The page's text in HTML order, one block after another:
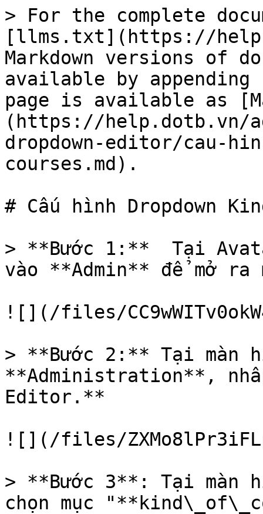
> For the complete
[llms.txt](https://
Markdown versions of
available by
page is available as
(https://help.dotb.vn/
dropdown-editor/cau-
courses.md).
# Cấu hình Dropdown
> **Bước 1:**  Tại
vào **Admin** để mở ra
![](/files/
> **Bước 2:** Tại màn
**Administration**,
Editor.**
![](/files/
> **Bước 3**: Tại màn
chọn mục